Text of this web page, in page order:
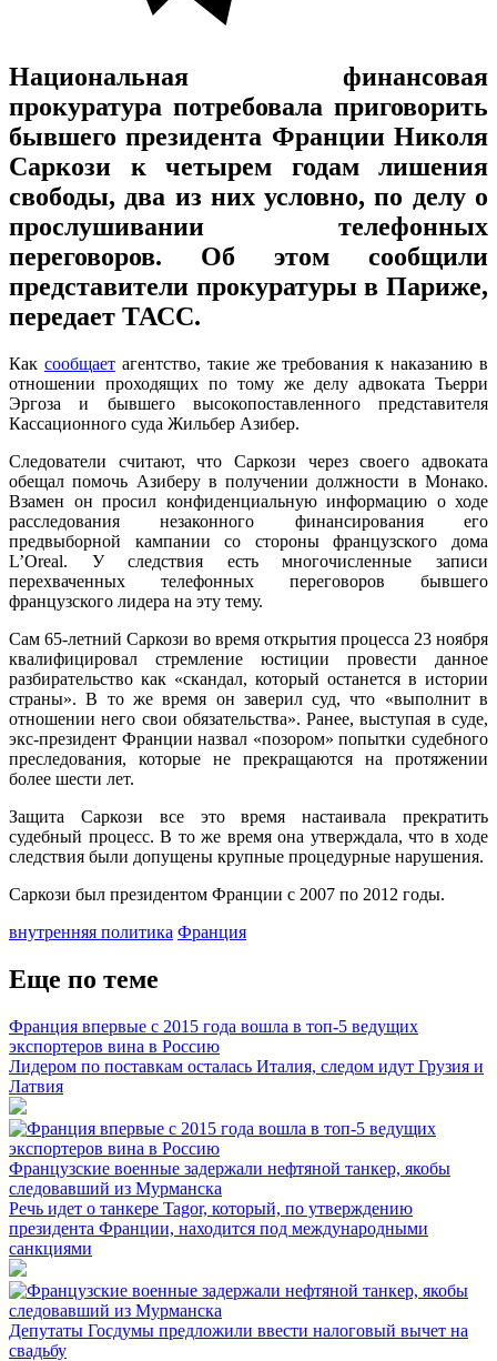
Национальная финансовая
прокуратура потребовала приговорить
бывшего президента Франции Николя
Саркози к четырем годам лишения
свободы, два из них условно, по делу о
прослушивании телефонных
переговоров. Об этом сообщили
представители прокуратуры в Париже,
передает ТАСС.
Как сообщаетагентство, такие же требования к наказанию в
отношении проходящих по тому же делу адвоката Тьерри
Эргоза и бывшего высокопоставленного представителя
Кассационного суда Жильбер Азибер.
Следователи считают, что Саркози через своего адвоката
обещал помочь Азиберу в получении должности в Монако.
Взамен он просил конфиденциальную информацию о ходе
расследования незаконного финансирования его
предвыборной кампании со стороны французского дома
L’Oreal. У следствия есть многочисленные записи
перехваченных телефонных переговоров бывшего
французского лидера на эту тему.
Сам 65-летний Саркози во время открытия процесса 23 ноября
квалифицировал стремление юстиции провести данное
разбирательство как «скандал, который останется в истории
страны». В то же время он заверил суд, что «выполнит в
отношении него свои обязательства». Ранее, выступая в суде,
экс-президент Франции назвал «позором» попытки судебного
преследования, которые не прекращаются на протяжении
более шести лет.
Защита Саркози все это время настаивала прекратить
судебный процесс. В то же время она утверждала, что в ходе
следствия были допущены крупные процедурные нарушения.
Саркози был президентом Франции с 2007 по 2012 годы.
внутренняя политика Франция
Еще по теме
Франция впервые с 2015 года вошла в топ-5 ведущих
экспортеров вина в Россию
Лидером по поставкам осталась Италия, следом идут Грузия и
Латвия
Французские военные задержали нефтяной танкер, якобы
следовавший из Мурманска
Речь идет о танкере Tagor, который, по утверждению
президента Франции, находится под международными
санкциями
Депутаты Госдумы предложили ввести налоговый вычет на
свадьбу